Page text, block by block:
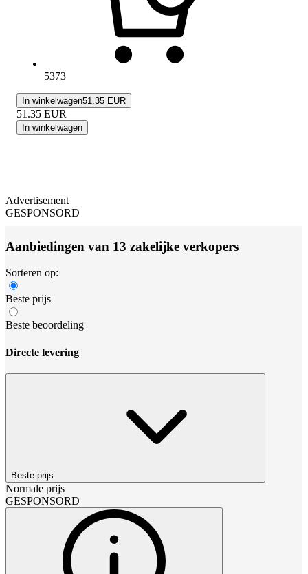
5373
In winkelwagen51.35 EUR
51.35 EUR
In winkelwagen
Advertisement
GESPONSORD
Aanbiedingen van 13 zakelijke verkopers
Sorteren op:
Beste prijs
Beste beoordeling
Directe levering
Beste prijs
Normale prijs
GESPONSORD